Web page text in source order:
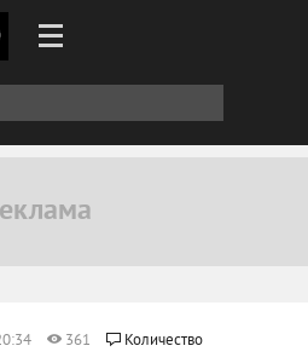
361
Количество